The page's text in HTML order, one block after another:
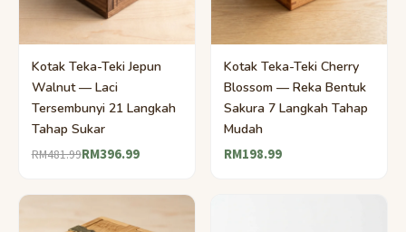
Kotak Teka-Teki Jepun
Walnut — Laci
Tersembunyi 21 Langkah
Tahap Sukar
RM481.99RM396.99
Kotak Teka-Teki Cherry
Blossom — Reka Bentuk
Sakura 7 Langkah Tahap
Mudah
RM198.99